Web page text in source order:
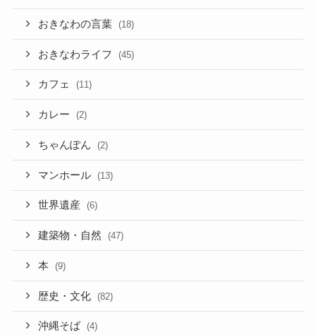
おきなわの言葉 (18)
おきなわライフ (45)
カフェ (11)
カレー (2)
ちゃんぽん (2)
マンホール (13)
世界遺産 (6)
建築物・自然 (47)
本 (9)
歴史・文化 (82)
沖縄そば (4)